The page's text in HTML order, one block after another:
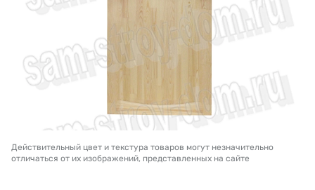
Действительный цвет и текстура товаров могут незначительно
отличаться от их изображений, представленных на сайте